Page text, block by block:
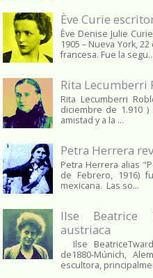
Ève Curie
Ève Denise Julie
1905 – Nueva York,
francesa. Fue la segu...
Rita Lecumberri
Rita Lecumberri
diciembre de 1.910 )
amistad y a la ...
Petra Herrera
Petra Herrera alias
de Febrero, 1916)
mexicana. Las so...
Ilse Beatrice
austriaca
Ilse
de1880-Múnich,
escultora,